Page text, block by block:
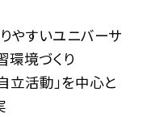
やすいユニバーサ
環境づくり
活動」を中心と